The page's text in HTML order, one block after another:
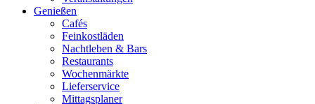
Genießen
Cafés
Feinkostläden
Nachtleben & Bars
Restaurants
Wochenmärkte
Lieferservice
Mittagsplaner